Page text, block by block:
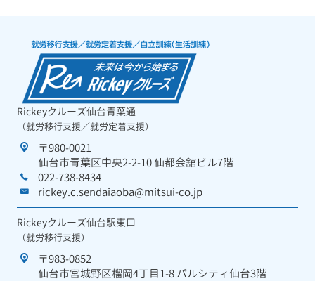
Rickeyクルーズ仙台青葉通
（就労移行支援／就労定着支援）
〒980-0021
仙台市青葉区中央2-2-10 仙都会舘ビル7階
022-738-8434
rickey.c.sendaiaoba@mitsui-co.jp
Rickeyクルーズ仙台駅東口
（就労移行支援）
〒983-0852
仙台市宮城野区榴岡4丁目1-8 パルシティ仙台3階